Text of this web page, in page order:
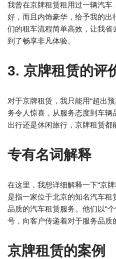
我曾在京牌租赁租用过一辆汽车
好，而且内饰豪华，给予我的
们的租车流程简单高效，让我省
到了畅享非凡体验。
3. 京牌租赁的评
对于京牌租赁，我只能用“超出
务令人惊喜，从服务态度到车辆
出行还是休闲旅行，京牌租赁都
专有名词解释
在这里，我想详细解释一下“京
是指一家位于北京的知名汽车
品质的汽车租赁服务。他们以“
号，向客户传递着对于服务品质
京牌租赁的案例